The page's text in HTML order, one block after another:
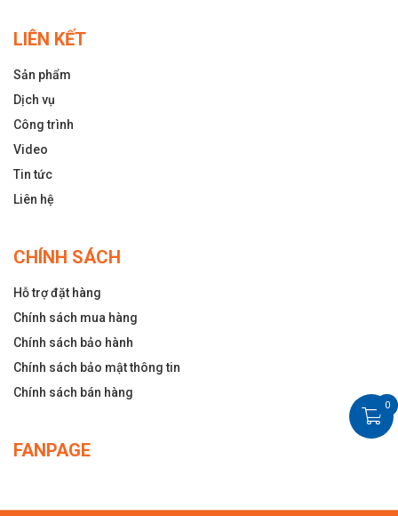
LIÊN KẾT
Sản phẩm
Dịch vụ
Công trình
Video
Tin tức
Liên hệ
CHÍNH SÁCH
Hỗ trợ đặt hàng
Chính sách mua hàng
Chính sách bảo hành
Chính sách bảo mật thông tin
Chính sách bán hàng
FANPAGE
0